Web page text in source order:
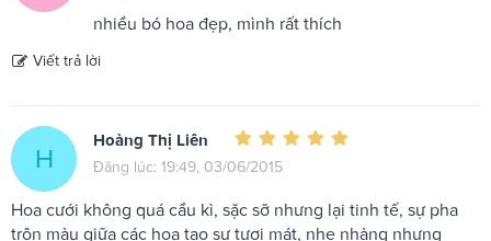
nhiều bó hoa đẹp, mình rất thích
Viết trả lời
H
Hoàng Thị Liên
Đăng lúc: 19:49, 03/06/2015
Hoa cưới không quá cầu kì, sặc sỡ nhưng lại tinh tế, sự pha
trộn màu giữa các hoa tạo sự tươi mát, nhẹ nhàng nhưng